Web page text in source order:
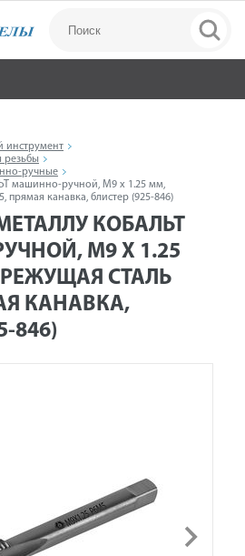
инструмент
резьбы
ручные
машинно-ручной, М9 х 1.25 мм,
прямая канавка, блистер (925-846)
КОБАЛЬТ
М9 Х 1.25
СТАЛЬ
КАНАВКА,
846)